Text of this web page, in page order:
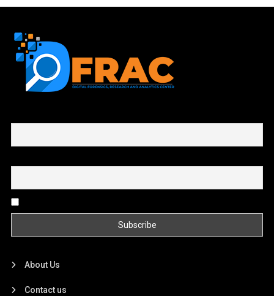
About Us
Contact us